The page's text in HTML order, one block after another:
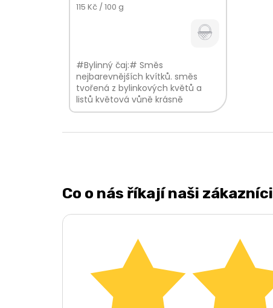
Měrná
115 Kč / 100 g
#Bylinný čaj:# Směs
nejbarevnějších kvítků. směs
tvořená z bylinkových květů a
listů květová vůně krásně
barevný vzhled směsi V bylinkové
Co o nás říkají naši zákazníci